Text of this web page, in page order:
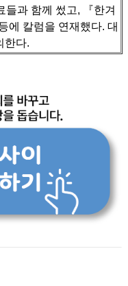
들과 함께 썼고,
『한겨
에 칼럼을 연재했다. 대
한다.